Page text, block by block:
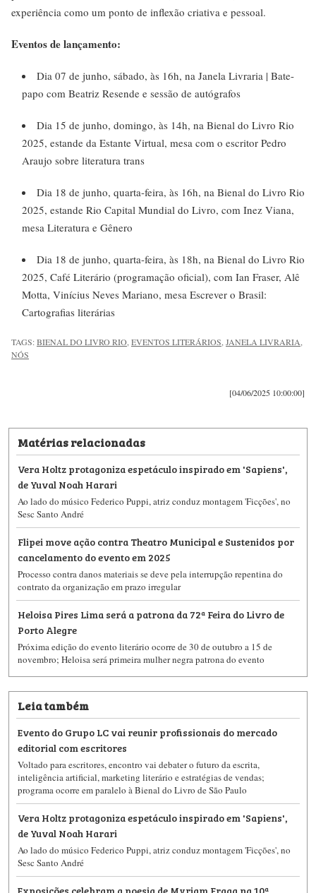
experiência como um ponto de inflexão criativa e pessoal.
Eventos de lançamento:
Dia 07 de junho, sábado, às 16h, na Janela Livraria | Bate-
papo com Beatriz Resende e sessão de autógrafos
Dia 15 de junho, domingo, às 14h, na Bienal do Livro Rio
2025, estande da Estante Virtual, mesa com o escritor Pedro
Araujo sobre literatura trans
Dia 18 de junho, quarta-feira, às 16h, na Bienal do Livro Rio
2025, estande Rio Capital Mundial do Livro, com Inez Viana,
mesa Literatura e Gênero
Dia 18 de junho, quarta-feira, às 18h, na Bienal do Livro Rio
2025, Café Literário (programação oficial), com Ian Fraser, Alê
Motta, Vinícius Neves Mariano, mesa Escrever o Brasil:
Cartografias literárias
TAGS:BIENAL DO LIVRO RIO,EVENTOS LITERÁRIOS,JANELA LIVRARIA,
NÓS
[04/06/2025 10:00:00]
Matérias relacionadas
Vera Holtz protagoniza espetáculo inspirado em 'Sapiens',
de Yuval Noah Harari
Ao lado do músico Federico Puppi, atriz conduz montagem 'Ficções', no
Sesc Santo André
Flipei move ação contra Theatro Municipal e Sustenidos por
cancelamento do evento em 2025
Processo contra danos materiais se deve pela interrupção repentina do
contrato da organização em prazo irregular
Heloisa Pires Lima será a patrona da 72ª Feira do Livro de
Porto Alegre
Próxima edição do evento literário ocorre de 30 de outubro a 15 de
novembro; Heloisa será primeira mulher negra patrona do evento
Leia também
Evento do Grupo LC vai reunir profissionais do mercado
editorial com escritores
Voltado para escritores, encontro vai debater o futuro da escrita,
inteligência artificial, marketing literário e estratégias de vendas;
programa ocorre em paralelo à Bienal do Livro de São Paulo
Vera Holtz protagoniza espetáculo inspirado em 'Sapiens',
de Yuval Noah Harari
Ao lado do músico Federico Puppi, atriz conduz montagem 'Ficções', no
Sesc Santo André
Exposições celebram a poesia de Myriam Fraga na 10ª